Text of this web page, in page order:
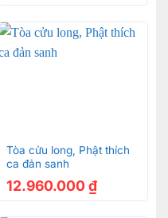
Tòa cửu long, Phật thích
ca đản sanh
12.960.000 ₫